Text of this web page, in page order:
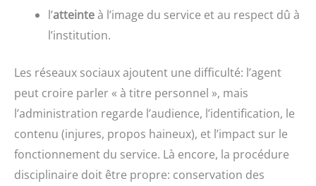
l’atteinteà l’image du service et au respect dû à
l’institution.
Les réseaux sociaux ajoutent une difficulté: l’agent
peut croire parler « à titre personnel », mais
l’administration regarde l’audience, l’identification, le
contenu (injures, propos haineux), et l’impact sur le
fonctionnement du service. Là encore, la procédure
disciplinaire doit être propre: conservation des